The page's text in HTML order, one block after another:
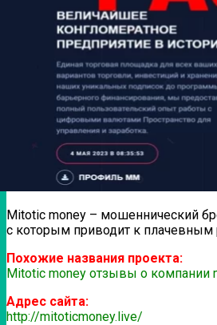
Mitotic money – мошеннический
с которым приводит к плачевным
Похожие названия проекта:
Mitotic money отзывы о компании
Адрес сайта:
http://mitoticmoney.live/